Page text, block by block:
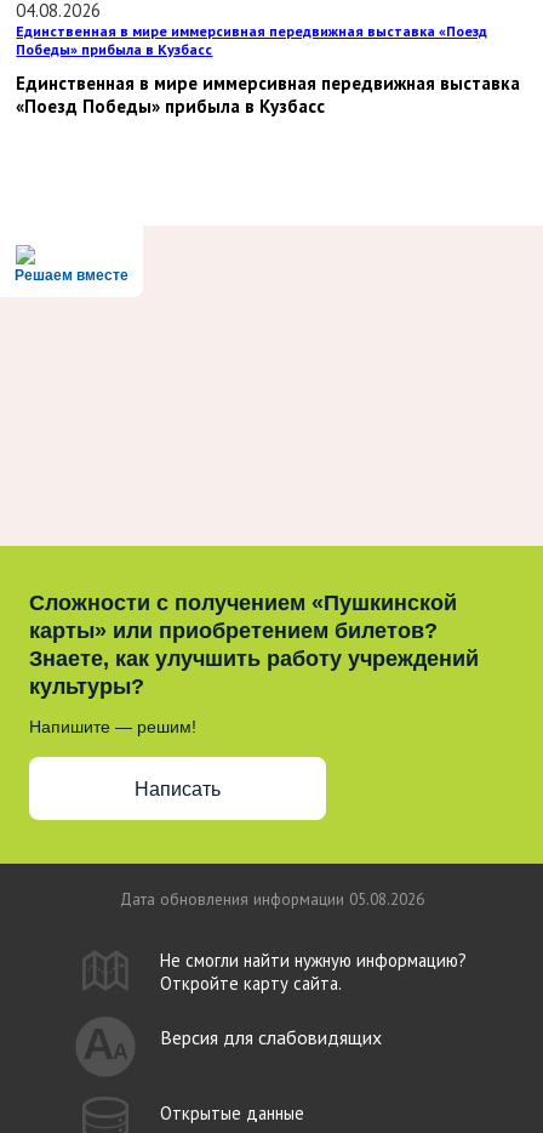
04.08.2026
Единственная в мире иммерсивная передвижная выставка «Поезд
Победы» прибыла в Кузбасс
Единственная в мире иммерсивная передвижная выставка
«Поезд Победы» прибыла в Кузбасс
Решаем вместе
Сложности с получением «Пушкинской
карты» или приобретением билетов?
Знаете, как улучшить работу учреждений
культуры?
Напишите — решим!
Написать
Дата обновления информации 05.08.2026
Не смогли найти нужную информацию?
Откройте карту сайта.
Версия для слабовидящих
Открытые данные